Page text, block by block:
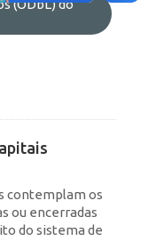
(ODbL) do
contemplam os
ou encerradas
do sistema de